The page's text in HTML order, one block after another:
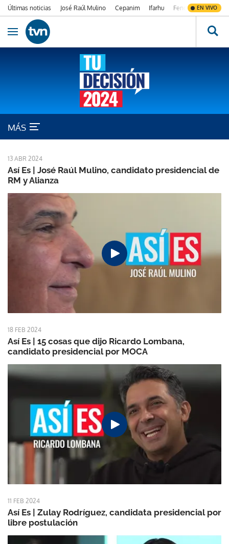
Últimas noticias José Raúl Mulino Cepanim Ifarhu Fenómeno de El
EN VIVO
Ir al contenido
Obrir navegació
Así es
MÁS
13 ABR 2024
Así Es | José Raúl Mulino, candidato presidencial de
RM y Alianza
18 FEB 2024
Así Es | 15 cosas que dijo Ricardo Lombana,
candidato presidencial por MOCA
11 FEB 2024
Así Es | Zulay Rodríguez, candidata presidencial por
libre postulación